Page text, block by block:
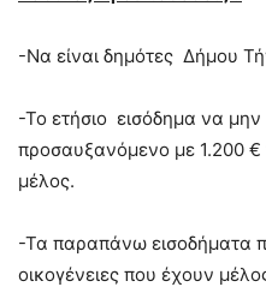
-Να είναι δημότες Δήμου
-Το ετήσιο εισόδημα να
προσαυξανόμενο με 1.200 €
μέλος.
-Τα παραπάνω εισοδήματα
οικογένειες που έχουν